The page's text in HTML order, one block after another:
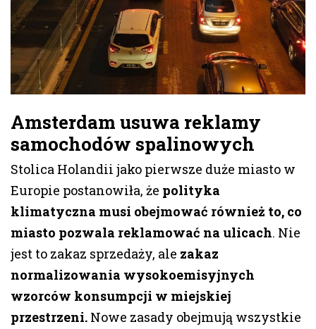
Amsterdam usuwa reklamy
samochodów spalinowych
Stolica Holandii jako pierwsze duże miasto w
Europie postanowiła, że polityka
klimatyczna musi obejmować również to, co
miasto pozwala reklamować na ulicach. Nie
jest to zakaz sprzedaży, ale zakaz
normalizowania wysokoemisyjnych
wzorców konsumpcji w miejskiej
przestrzeni. Nowe zasady obejmują wszystkie